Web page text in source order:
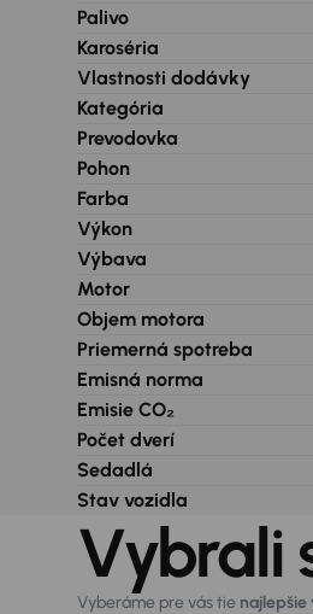
Palivo
Karoséria
Vlastnosti dodávky
Kategória
Prevodovka
Pohon
Farba
Výkon
Výbava
Motor
Objem motora
Priemerná spotreba
Emisná norma
Emisie CO₂
Počet dverí
Sedadlá
Stav vozidla
Vybrali
Vyberáme pre vás tie najlepšie